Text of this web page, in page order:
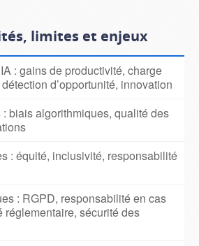
limites et enjeux
: gains de productivité, charge
d’opportunité, innovation
biais algorithmiques, qualité des
: équité, inclusivité, responsabilité
: RGPD, responsabilité en cas
réglementaire, sécurité des